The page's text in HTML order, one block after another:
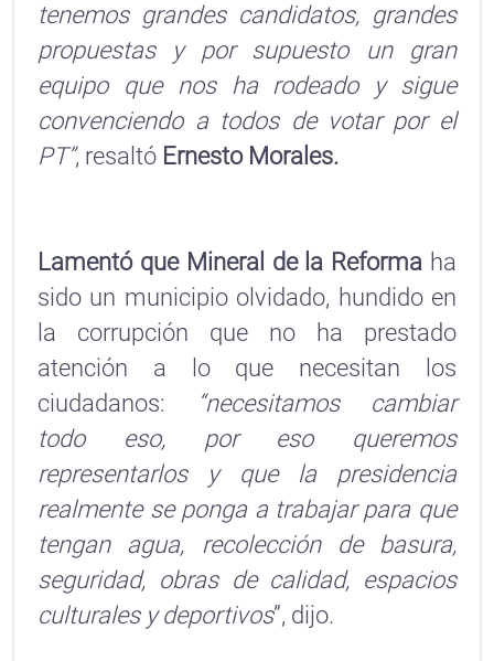
tenemos grandes candidatos, grandes
propuestas y por supuesto un gran
equipo que nos ha rodeado y sigue
convenciendo a todos de votar por el
PT”, resaltó Ernesto Morales.
Lamentó que Mineral de la Reforma ha
sido un municipio olvidado, hundido en
la corrupción que no ha prestado
atención a lo que necesitan los
ciudadanos:
“necesitamos cambiar
todo eso, por eso queremos
representarlos y que la presidencia
realmente se ponga a trabajar para que
tengan agua, recolección de basura,
seguridad, obras de calidad, espacios
culturales y deportivos”, dijo.